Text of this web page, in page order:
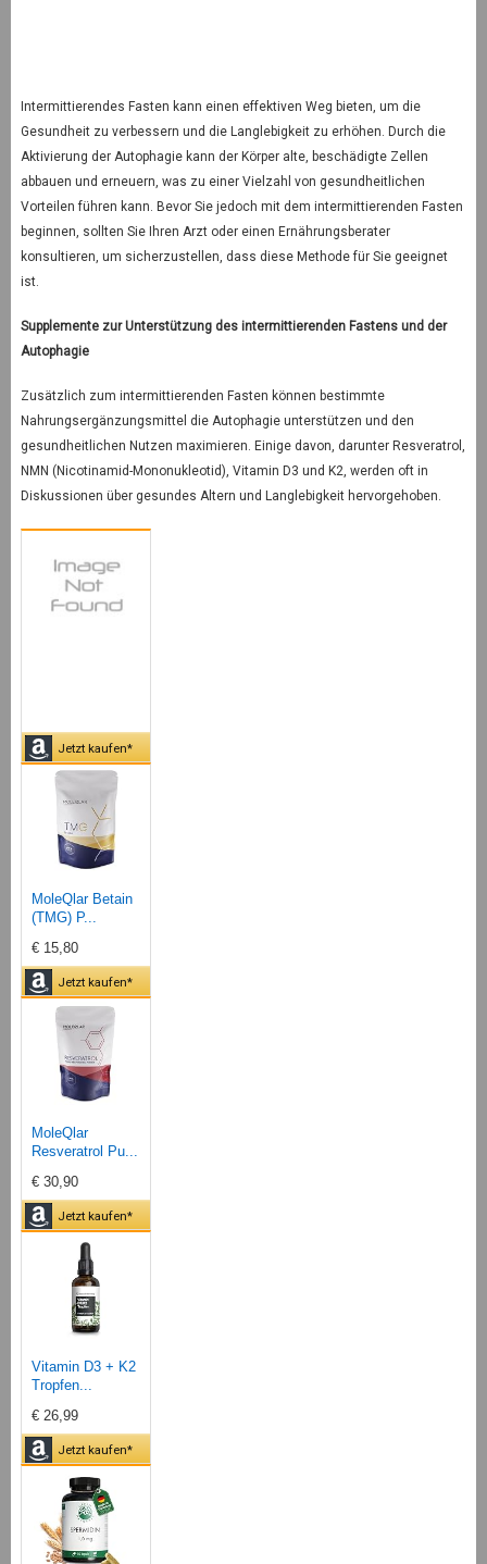
Intermittierendes Fasten kann einen effektiven Weg bieten, um die
Gesundheit zu verbessern und die Langlebigkeit zu erhöhen. Durch die
Aktivierung der Autophagie kann der Körper alte, beschädigte Zellen
abbauen und erneuern, was zu einer Vielzahl von gesundheitlichen
Vorteilen führen kann. Bevor Sie jedoch mit dem intermittierenden Fasten
beginnen, sollten Sie Ihren Arzt oder einen Ernährungsberater
konsultieren, um sicherzustellen, dass diese Methode für Sie geeignet
ist.
Supplemente zur Unterstützung des intermittierenden Fastens und der
Autophagie
Zusätzlich zum intermittierenden Fasten können bestimmte
Nahrungsergänzungsmittel die Autophagie unterstützen und den
gesundheitlichen Nutzen maximieren. Einige davon, darunter Resveratrol,
NMN (Nicotinamid-Mononukleotid), Vitamin D3 und K2, werden oft in
Diskussionen über gesundes Altern und Langlebigkeit hervorgehoben.
Jetzt kaufen*
MoleQlar Betain
(TMG) P...
€ 15,80
Jetzt kaufen*
MoleQlar
Resveratrol Pu...
€ 30,90
Jetzt kaufen*
Vitamin D3 + K2
Tropfen...
€ 26,99
Jetzt kaufen*